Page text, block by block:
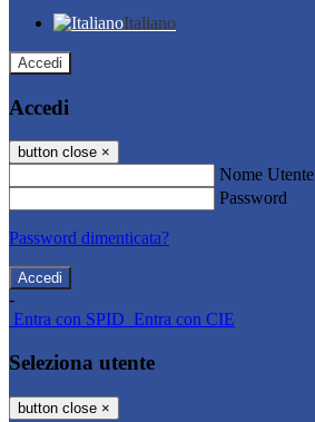
Italiano
Accedi
Accedi
button close ×
Nome Utente
Password
Password dimenticata?
-
Entra con SPID Entra con CIE
Seleziona utente
button close ×